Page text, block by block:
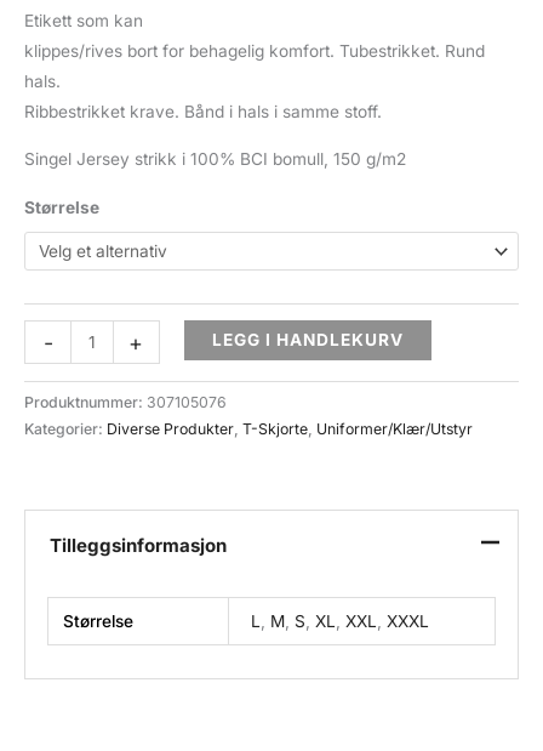
Etikett som kan
klippes/rives bort for behagelig komfort. Tubestrikket. Rund
hals.
Ribbestrikket krave. Bånd i hals i samme stoff.
Singel Jersey strikk i 100% BCI bomull, 150 g/m2
Størrelse
-
Skjorte
Militær
Grønn
+ LEGG I HANDLEKURV
Produktnummer: 307105076
Kategorier: Diverse Produkter, T-Skjorte, Uniformer/Klær/Utstyr
Tilleggsinformasjon
Størrelse L M S ,XL ,XXL ,XXXL